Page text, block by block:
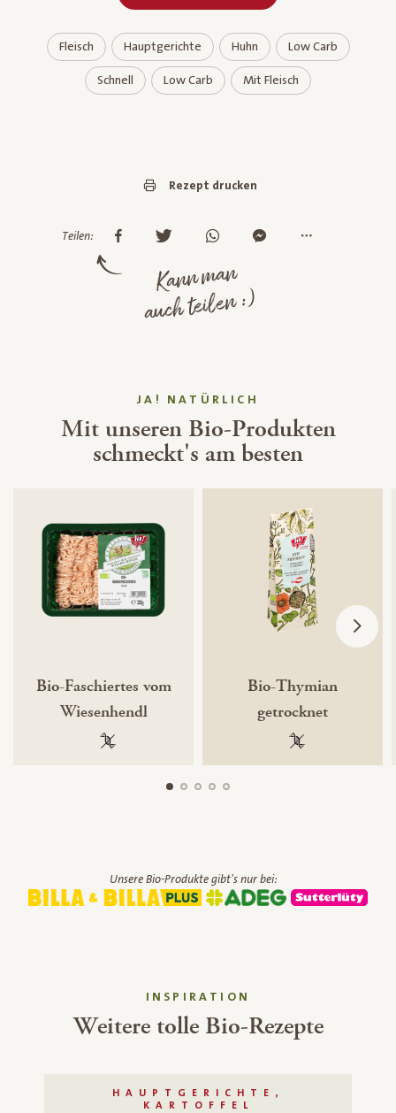
Fleisch Hauptgerichte Huhn Low Carb
Schnell Low Carb Mit Fleisch
Rezept drucken
Teilen:
Kann man
auch teilen :)
JA! NATÜRLICH
Mit unseren Bio-Produkten
schmeckt's am besten
Bio-Faschiertes vom
Wiesenhendl
100 % gentechnikfrei
Bio-Thymian
getrocknet
100 %
Unsere Bio-Produkte gibt's nur bei:
INSPIRATION
Weitere tolle Bio-Rezepte
HAUPTGERICHTE,
KARTOFFEL